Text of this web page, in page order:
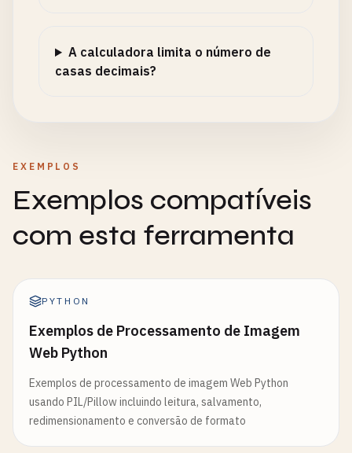
A calculadora limita o número de
casas decimais?
EXEMPLOS
Exemplos compatíveis
com esta ferramenta
PYTHON
Exemplos de Processamento de Imagem
Web Python
Exemplos de processamento de imagem Web Python
usando PIL/Pillow incluindo leitura, salvamento,
redimensionamento e conversão de formato